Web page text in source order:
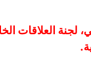
لجنة العلاقات